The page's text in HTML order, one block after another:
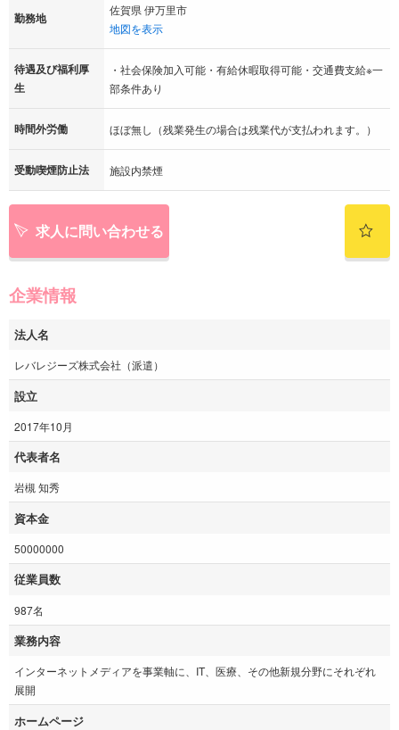
勤務地
佐賀県 伊万里市
地図を表示
待遇及び福利厚
生
・社会保険加入可能・有給休暇取得可能・交通費支給※一
部条件あり
時間外労働 ほぼ無し（残業発生の場合は残業代が支払われます。）
受動喫煙防止法 施設内禁煙
求人に問い合わせる
企業情報
法人名
レバレジーズ株式会社（派遣）
設立
2017年10月
代表者名
岩槻 知秀
資本金
50000000
従業員数
987名
業務内容
インターネットメディアを事業軸に、IT、医療、その他新規分野にそれぞれ
展開
ホームページ